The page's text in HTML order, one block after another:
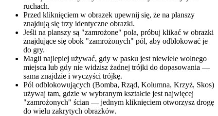
ruchach.
Przed kliknięciem w obrazek upewnij się, że na planszy
znajdują się trzy identyczne obrazki.
Jeśli na planszy są "zamrożone" pola, próbuj klikać w obrazki
znajdujące się obok "zamrożonych" pól, aby odblokować je
do gry.
Magii najlepiej używać, gdy w pasku jest niewiele wolnego
miejsca lub gdy nie widzisz żadnej trójki do dopasowania —
sama znajdzie i wyczyści trójkę.
Pól odblokowujących (Bomba, Rząd, Kolumna, Krzyż, Skos)
używaj tam, gdzie w wybranym kształcie jest najwięcej
"zamrożonych" ścian — jednym kliknięciem otworzysz drogę
do wielu zakrytych obrazków.